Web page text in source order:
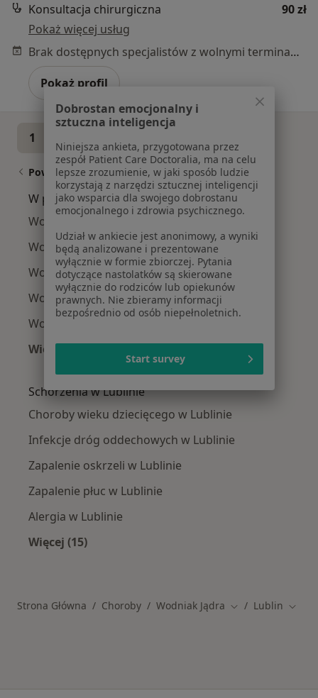
Konsultacja chirurgiczna
90 zł
Pokaż więcej usług
Brak dostępnych specjalistów z wolnymi terminami w tym centrum medycznym.
Pokaż profil
1
Powiązane wyszukiwania
W pobliżu Lublina
Wodniak jądra w Puławach
Wodniak jądra w Bełżycach
Wodniak jądra w Łęcznej
Wodniak jądra w Nałęczowie
Wodniak jądra w Parczewie
Więcej (2)
Więcej w kategorii: W pobliżu Lublina
Schorzenia w Lublinie
Choroby wieku dziecięcego w Lublinie
Infekcje dróg oddechowych w Lublinie
Zapalenie oskrzeli w Lublinie
Zapalenie płuc w Lublinie
Alergia w Lublinie
Więcej (15)
Strona Główna Choroby Wodniak Jądra Zmień miasto
Lublin
Dobrostan emocjonalny i
sztuczna inteligencja
Niniejsza ankieta, przygotowana przez
zespół Patient Care Doctoralia, ma na celu
lepsze zrozumienie, w jaki sposób ludzie
korzystają z narzędzi sztucznej inteligencji
jako wsparcia dla swojego dobrostanu
emocjonalnego i zdrowia psychicznego.
Udział w ankiecie jest anonimowy, a wyniki
będą analizowane i prezentowane
wyłącznie w formie zbiorczej. Pytania
dotyczące nastolatków są skierowane
wyłącznie do rodziców lub opiekunów
prawnych. Nie zbieramy informacji
bezpośrednio od osób niepełnoletnich.
Start survey